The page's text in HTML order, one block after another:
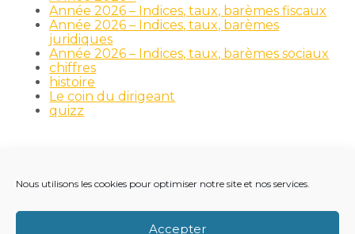
Nous utilisons les cookies pour optimiser notre site et nos services.
Accepter
Année 2026 – Indices, taux, barèmes fiscaux
Année 2026 – Indices, taux, barèmes
juridiques
Année 2026 – Indices, taux, barèmes sociaux
chiffres
histoire
Le coin du dirigeant
quizz
Principale
RECRUTEMENT
NOTRE ACTUALITÉ